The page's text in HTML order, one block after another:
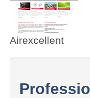
Airexcellent